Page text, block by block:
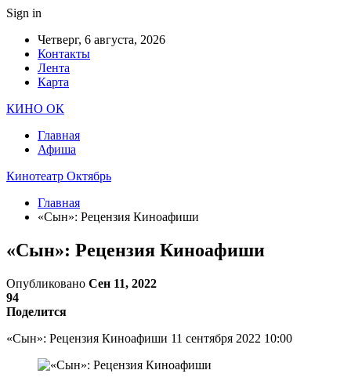
Sign in
Четверг, 6 августа, 2026
Контакты
Лента
Карта
КИНО ОК
Главная
Афиша
Кинотеатр Октябрь
Главная
«Сын»: Рецензия Киноафиши
«Сын»: Рецензия Киноафиши
Опубликовано Сен 11, 2022
94
Поделится
«Сын»: Рецензия Киноафиши 11 сентября 2022 10:00